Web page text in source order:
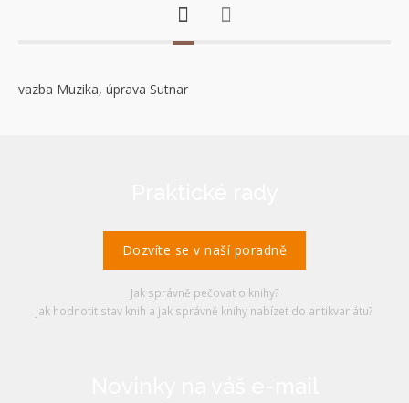
vazba Muzika, úprava Sutnar
Dozvíte se v naší poradně
Jak správně pečovat o knihy?
Jak hodnotit stav knih a jak správně knihy nabízet do antikvariátu?